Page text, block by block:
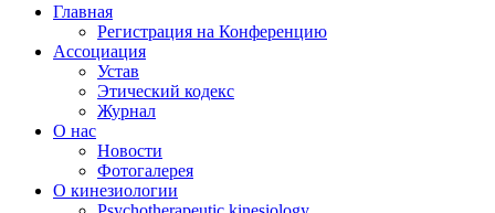
Главная
Регистрация на Конференцию
Ассоциация
Устав
Этический кодекс
Журнал
О нас
Новости
Фотогалерея
О кинезиологии